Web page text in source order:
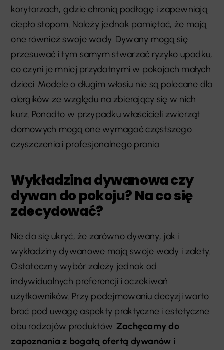
korytarzach, gdzie chronią podłogę i zapewniają
ciepło stopom. Należy jednak pamiętać, że mają
one również swoje wady. Dywany mogą się
przesuwać i tym samym stwarzać ryzyko upadku,
co czyni je mniej przydatnymi w pokojach małych
dzieci. Modele o długim włosiu nie są polecane dla
alergików ze względu na zbierający się w nich
kurz. Ponadto w przypadku właścicieli zwierząt
domowych mogą one wymagać częstszego
czyszczenia i profesjonalnego prania.
Wykładzina dywanowa czy
dywan do pokoju? Na co się
zdecydować?
Nie da się ukryć, że zarówno dywany, jak i
wykładziny dywanowe mają swoje wady i zalety.
Ostateczny wybór zależy jednak od
indywidualnych preferencji i oczekiwań
użytkowników. Przy podejmowaniu decyzji warto
brać pod uwagę aspekty praktyczne i estetyczne
obu rodzajów produktów. Zachęcamy do
zapoznania z bogatą ofertą dywanów i